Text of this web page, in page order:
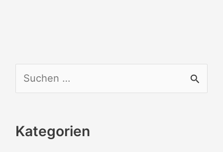
u
h
Kategorien